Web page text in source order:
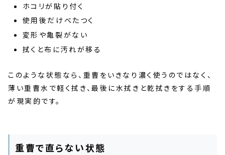
ホコリが貼り付く
使用後だけべたつく
変形や亀裂がない
拭くと布に汚れが移る
このような状態なら、重曹をいきなり濃く使うのではなく、
薄い重曹水で軽く拭き、最後に水拭きと乾拭きをする手順
が現実的です。
重曹で直らない状態